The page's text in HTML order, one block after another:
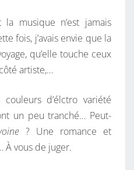
musique n’est jamais
fois, j’avais envie que la
qu’elle touche ceux
artiste,…
d’élctro variété
un peu tranché… Peut-
? Une romance et
À vous de juger.